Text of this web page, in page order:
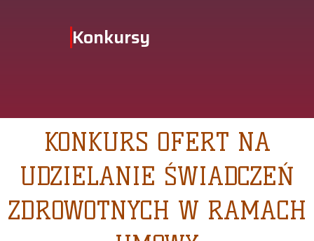
Konkursy
KONKURS OFERT NA
UDZIELANIE ŚWIADCZEŃ
ZDROWOTNYCH W RAMACH